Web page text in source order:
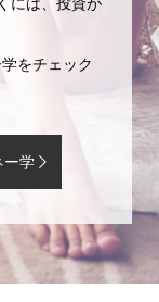
をチェック
ー学